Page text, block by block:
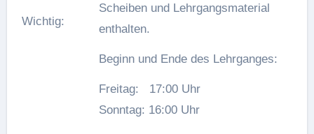
Wichtig:
Scheiben und Lehrgangsmaterial
enthalten.
Beginn und Ende des Lehrganges:
Freitag: 17:00 Uhr
Sonntag: 16:00 Uhr